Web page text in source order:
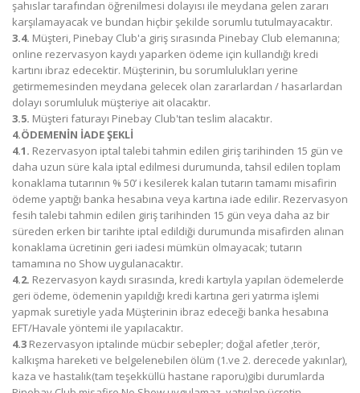
şahıslar tarafından öğrenilmesi dolayısı ile meydana gelen zararı
karşılamayacak ve bundan hiçbir şekilde sorumlu tutulmayacaktır.
3.4. Müşteri, Pinebay Club'a giriş sırasında Pinebay Club elemanına;
online rezervasyon kaydı yaparken ödeme için kullandığı kredi
kartını ibraz edecektir. Müşterinin, bu sorumlulukları yerine
getirmemesinden meydana gelecek olan zararlardan / hasarlardan
dolayı sorumluluk müşteriye ait olacaktır.
3.5. Müşteri faturayı Pinebay Club'tan teslim alacaktır.
4.ÖDEMENİN İADE ŞEKLİ
4.1. Rezervasyon iptal talebi tahmin edilen giriş tarihinden 15 gün ve
daha uzun süre kala iptal edilmesi durumunda, tahsil edilen toplam
konaklama tutarının % 50’ i kesilerek kalan tutarın tamamı misafirin
ödeme yaptığı banka hesabına veya kartına iade edilir. Rezervasyon
fesih talebi tahmin edilen giriş tarihinden 15 gün veya daha az bir
süreden erken bir tarihte iptal edildiği durumunda misafirden alınan
konaklama ücretinin geri iadesi mümkün olmayacak; tutarın
tamamına no Show uygulanacaktır.
4.2. Rezervasyon kaydı sırasında, kredi kartıyla yapılan ödemelerde
geri ödeme, ödemenin yapıldığı kredi kartına geri yatırma işlemi
yapmak suretiyle yada Müşterinin ibraz edeceği banka hesabına
EFT/Havale yöntemi ile yapılacaktır.
4.3 Rezervasyon iptalinde mücbir sebepler; doğal afetler ,terör,
kalkışma hareketi ve belgelenebilen ölüm (1.ve 2. derecede yakınlar),
kaza ve hastalık(tam teşekküllü hastane raporu)gibi durumlarda